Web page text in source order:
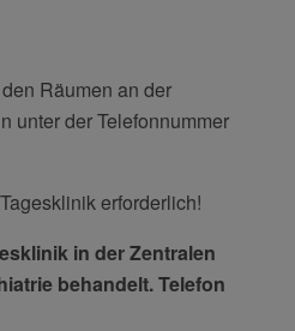
Räumen an der
unter der Telefonnummer
erforderlich!
in der Zentralen
behandelt. Telefon